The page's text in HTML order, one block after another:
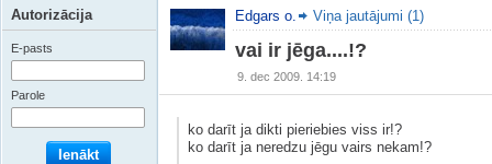
Edgars o. Viņa jautājumi (1)
vai ir jēga....!?
9. dec 2009. 14:19
ko darīt ja dikti pieriebies viss ir!?
ko darīt ja neredzu jēgu vairs nekam!?
Autorizācija
E-pasts
Parole
Ienākt